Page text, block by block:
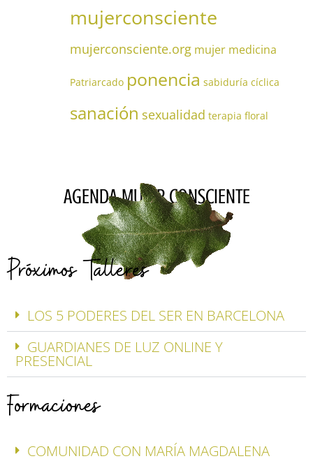
mujerconsciente
mujerconsciente.org mujer medicina
Patriarcado ponencia sabiduría cíclica
sanación sexualidad terapia floral
AGENDA MUJER CONSCIENTE
Próximos Talleres
LOS 5 PODERES DEL SER EN BARCELONA
GUARDIANES DE LUZ ONLINE Y
PRESENCIAL
Formaciones
COMUNIDAD CON MARÍA MAGDALENA